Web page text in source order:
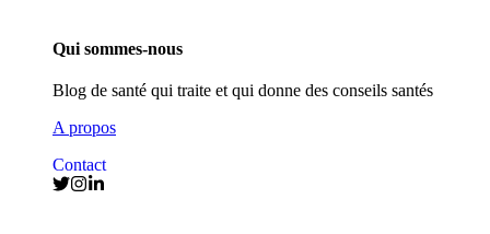
Qui sommes-nous
Blog de santé qui traite et qui donne des conseils santés
A propos
Contact